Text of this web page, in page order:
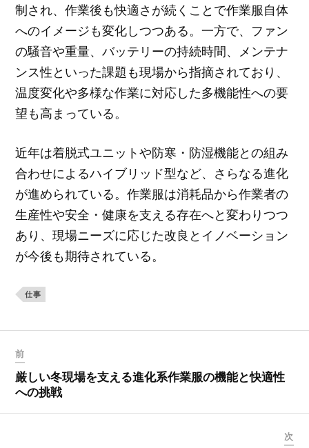
制され、作業後も快適さが続くことで作業服自体
へのイメージも変化しつつある。一方で、ファン
の騒音や重量、バッテリーの持続時間、メンテナ
ンス性といった課題も現場から指摘されており、
温度変化や多様な作業に対応した多機能性への要
望も高まっている。
近年は着脱式ユニットや防寒・防湿機能との組み
合わせによるハイブリッド型など、さらなる進化
が進められている。作業服は消耗品から作業者の
生産性や安全・健康を支える存在へと変わりつつ
あり、現場ニーズに応じた改良とイノベーション
が今後も期待されている。
仕事
前
厳しい冬現場を支える進化系作業服の機能と快適性
への挑戦
次